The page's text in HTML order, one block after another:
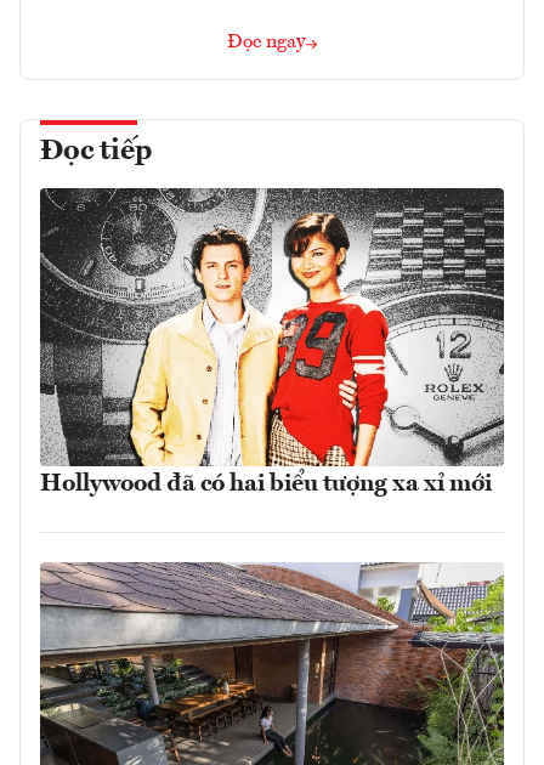
Đọc ngay
Đọc tiếp
Hollywood đã có hai biểu tượng xa xỉ mới